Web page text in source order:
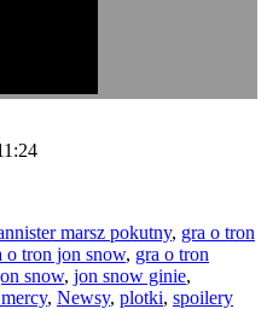
marsz pokutny, gra o tron
o tron jon snow, gra o tron
snow, jon snow ginie,
, Newsy, plotki, spoilery